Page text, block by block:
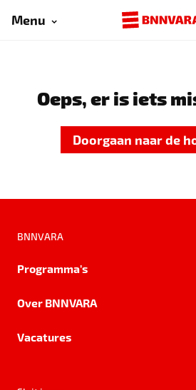
Menu
Oeps, er is iets
Doorgaan naar de
BNNVARA
Programma's
Over BNNVARA
Vacatures